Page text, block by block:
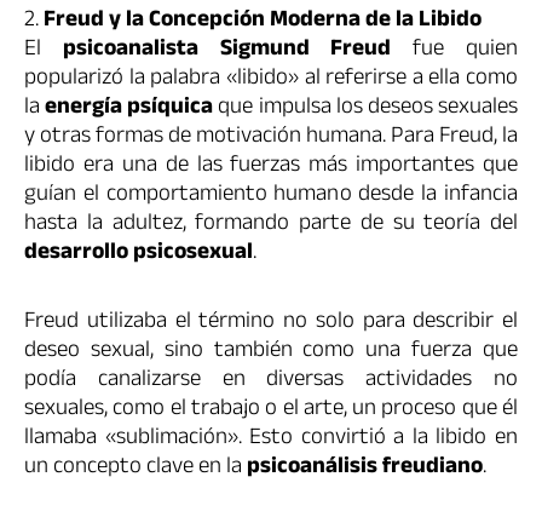
2.Freud y la Concepción Moderna de la Libido
El psicoanalista Sigmund Freud fue quien
popularizó la palabra «libido» al referirse a ella como
laenergía psíquicaque impulsa los deseos sexuales
y otras formas de motivación humana. Para Freud, la
libido era una de las fuerzas más importantes que
guían el comportamiento humano desde la infancia
hasta la adultez, formando parte de su teoría del
desarrollo psicosexual.
Freud utilizaba el término no solo para describir el
deseo sexual, sino también como una fuerza que
podía canalizarse en diversas actividades no
sexuales, como el trabajo o el arte, un proceso que él
llamaba «sublimación». Esto convirtió a la libido en
un concepto clave en lapsicoanálisis freudiano.